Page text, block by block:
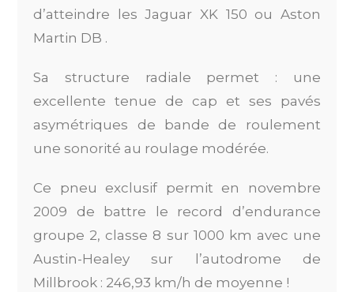
d’atteindre les Jaguar XK 150 ou Aston
Martin DB .
Sa structure radiale permet : une
excellente tenue de cap et ses pavés
asymétriques de bande de roulement
une sonorité au roulage modérée.
Ce pneu exclusif permit en novembre
2009 de battre le record d’endurance
groupe 2, classe 8 sur 1000 km avec une
Austin-Healey sur l’autodrome de
Millbrook : 246,93 km/h de moyenne !